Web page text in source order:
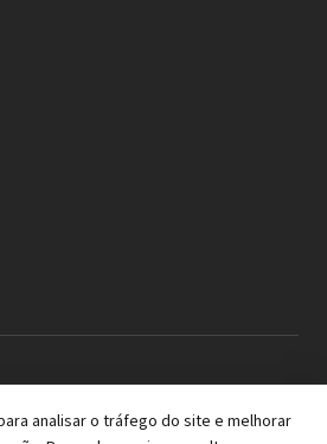
analisar o tráfego do site e melhorar